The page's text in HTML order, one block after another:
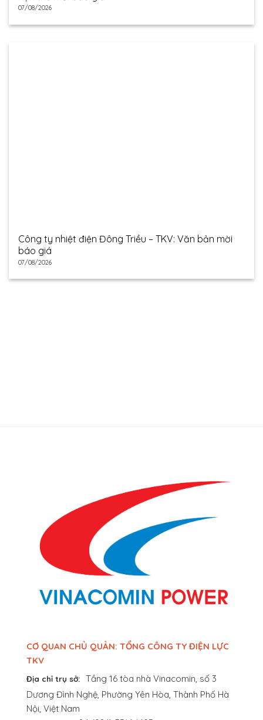
07/08/2026
Công ty nhiệt điện Đông Triều – TKV: Văn bản mời
báo giá
07/08/2026
CƠ QUAN CHỦ QUẢN: TỔNG CÔNG TY ĐIỆN LỰC
TKV
Địa chỉ trụ sở: Tầng 16 tòa nhà Vinacomin, số 3
Dương Đình Nghệ, Phường Yên Hòa, Thành Phố Hà
Nội, Việt Nam